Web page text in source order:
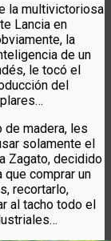
la multivictoriosa
Lancia en
la
de un
le tocó el
del
de madera, les
solamente el
Zagato, decidido
que comprar un
recortarlo,
al tacho todo el